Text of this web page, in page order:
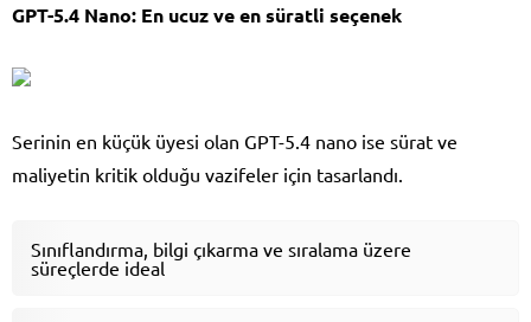
GPT-5.4 Nano: En ucuz ve en süratli seçenek
Serinin en küçük üyesi olan GPT-5.4 nano ise sürat ve
maliyetin kritik olduğu vazifeler için tasarlandı.
Sınıflandırma, bilgi çıkarma ve sıralama üzere
süreçlerde ideal